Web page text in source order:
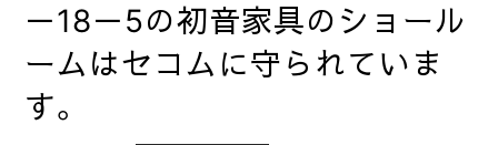
－18－5の初音家具のショール
ームはセコムに守られていま
す。